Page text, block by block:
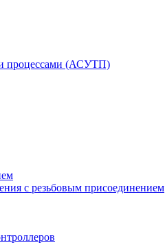
процессами (АСУТП)
с резьбовым присоединением